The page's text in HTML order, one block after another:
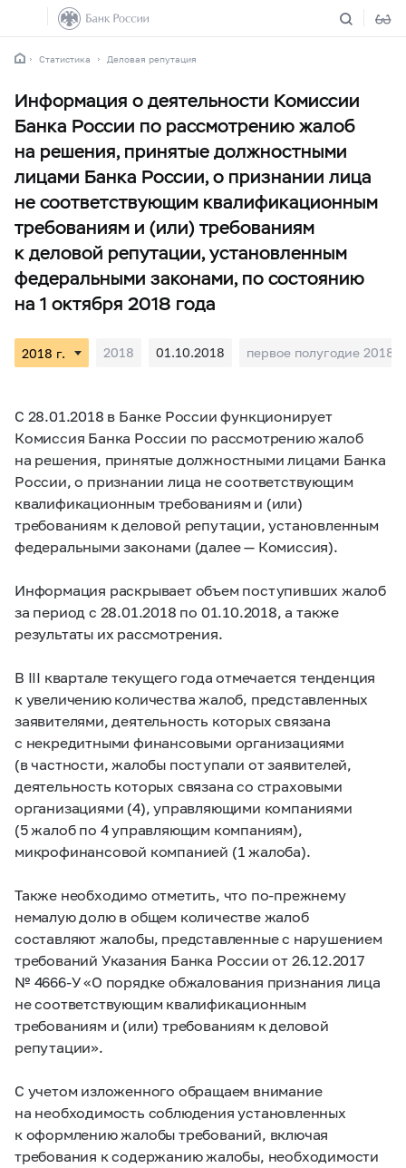
Статистика Деловая репутация
Информация о деятельности Комиссии
Банка России по рассмотрению жалоб
на решения, принятые должностными
лицами Банка России, о признании лица
не соответствующим квалификационным
требованиям и (или) требованиям
к деловой репутации, установленным
федеральными законами, по состоянию
на 1 октября 2018 года
2018 01.10.2018 первое полугодие 2018
С 28.01.2018 в Банке России функционирует
Комиссия Банка России по рассмотрению жалоб
на решения, принятые должностными лицами Банка
России, о признании лица не соответствующим
квалификационным требованиям и (или)
требованиям к деловой репутации, установленным
федеральными законами (далее — Комиссия).
Информация раскрывает объем поступивших жалоб
за период с 28.01.2018 по 01.10.2018, а также
результаты их рассмотрения.
В III квартале текущего года отмечается тенденция
к увеличению количества жалоб, представленных
заявителями, деятельность которых связана
с некредитными финансовыми организациями
(в частности, жалобы поступали от заявителей,
деятельность которых связана со страховыми
организациями (4), управляющими компаниями
(5 жалоб по 4 управляющим компаниям),
микрофинансовой компанией (1 жалоба).
Также необходимо отметить, что по-прежнему
немалую долю в общем количестве жалоб
составляют жалобы, представленные с нарушением
требований Указания Банка России от 26.12.2017
№ 4666-У«О порядке обжалования признания лица
не соответствующим квалификационным
требованиям и (или) требованиям к деловой
репутации».
С учетом изложенного обращаем внимание
на необходимость соблюдения установленных
к оформлению жалобы требований, включая
требования к содержанию жалобы, необходимости